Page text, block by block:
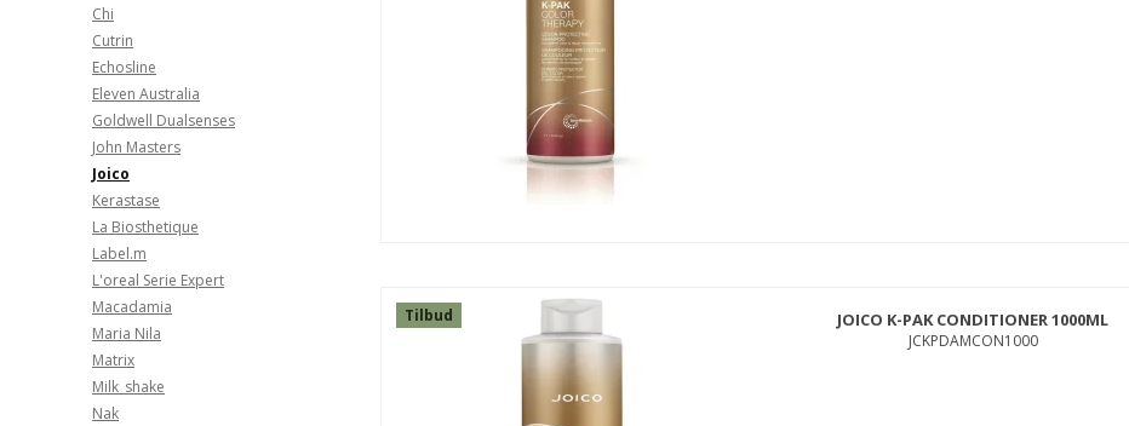
SPAR
50%
Chi
Cutrin
Echosline
Eleven Australia
Goldwell Dualsenses
John Masters
Joico
Kerastase
La Biosthetique
Label.m
L'oreal Serie Expert
Macadamia
Maria Nila
Matrix
Milk_shake
Nak
Tilbud JOICO K-PAK CONDITIONER 1000ML
JCKPDAMCON1000